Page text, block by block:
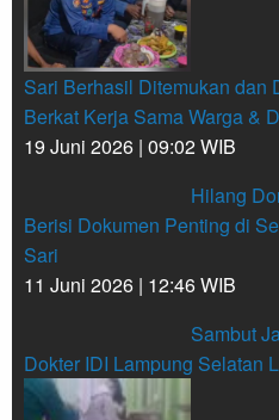
Sari Berhasil Ditemukan dan
Berkat Kerja Sama Warga &
19 Juni 2026 | 09:02 WIB
Hilang
Berisi Dokumen Penting di
Sari
11 Juni 2026 | 12:46 WIB
Sambut
Dokter IDI Lampung Selatan